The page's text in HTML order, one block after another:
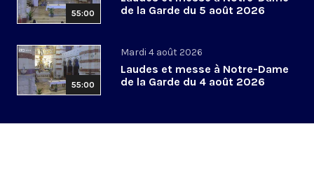
55:00
de la Garde du 5 août 2026
55:00
Mardi 4 août 2026
Laudes et messe à Notre-Dame
de la Garde du 4 août 2026